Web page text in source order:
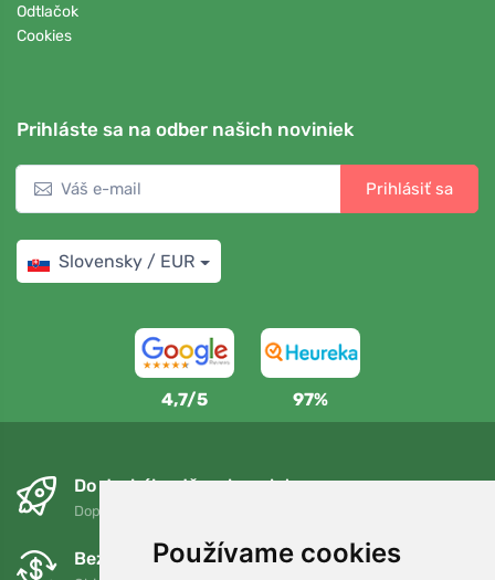
Používame cookies
Odtlačok
Cookies
Prihláste sa na odber našich noviniek
Prihlásiť sa
Slovensky / EUR
4,7/5 97%
Do druhého dňa a bezplatne
Doprava zadarmo pri objednávkach nad 75 EUR
Bezplatná výmena a vrátenie tovaru